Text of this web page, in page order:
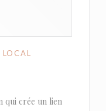
qui crée un lien